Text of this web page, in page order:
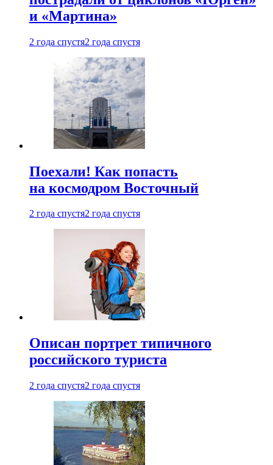
и «Мартина»
2 года спустя2 года спустя
Поехали! Как попасть
на космодром Восточный
2 года спустя2 года спустя
Описан портрет типичного
российского туриста
2 года спустя2 года спустя